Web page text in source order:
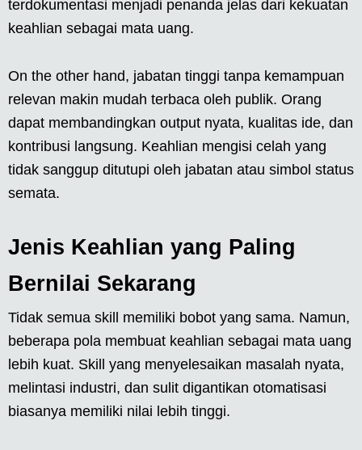
terdokumentasi menjadi penanda jelas dari kekuatan
keahlian sebagai mata uang.
On the other hand, jabatan tinggi tanpa kemampuan
relevan makin mudah terbaca oleh publik. Orang
dapat membandingkan output nyata, kualitas ide, dan
kontribusi langsung. Keahlian mengisi celah yang
tidak sanggup ditutupi oleh jabatan atau simbol status
semata.
Jenis Keahlian yang Paling
Bernilai Sekarang
Tidak semua skill memiliki bobot yang sama. Namun,
beberapa pola membuat keahlian sebagai mata uang
lebih kuat. Skill yang menyelesaikan masalah nyata,
melintasi industri, dan sulit digantikan otomatisasi
biasanya memiliki nilai lebih tinggi.